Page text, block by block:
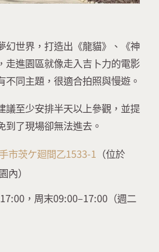
幻世界，打造出《龍貓》、《神
走進園區就像走入吉卜力的電影
不同主題，很適合拍照與慢遊。
議至少安排半天以上參觀，並提
了現場卻無法進去。
市茨ケ廻間乙1533-1 （位於
內）
，周末09:00–17:00（週二